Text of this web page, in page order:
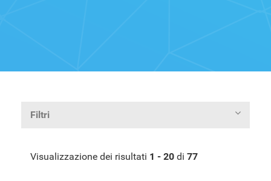
Filtri
Visualizzazione dei risultati 1 - 20 di 77